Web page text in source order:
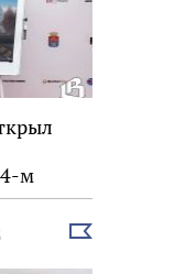
м
Выбрать